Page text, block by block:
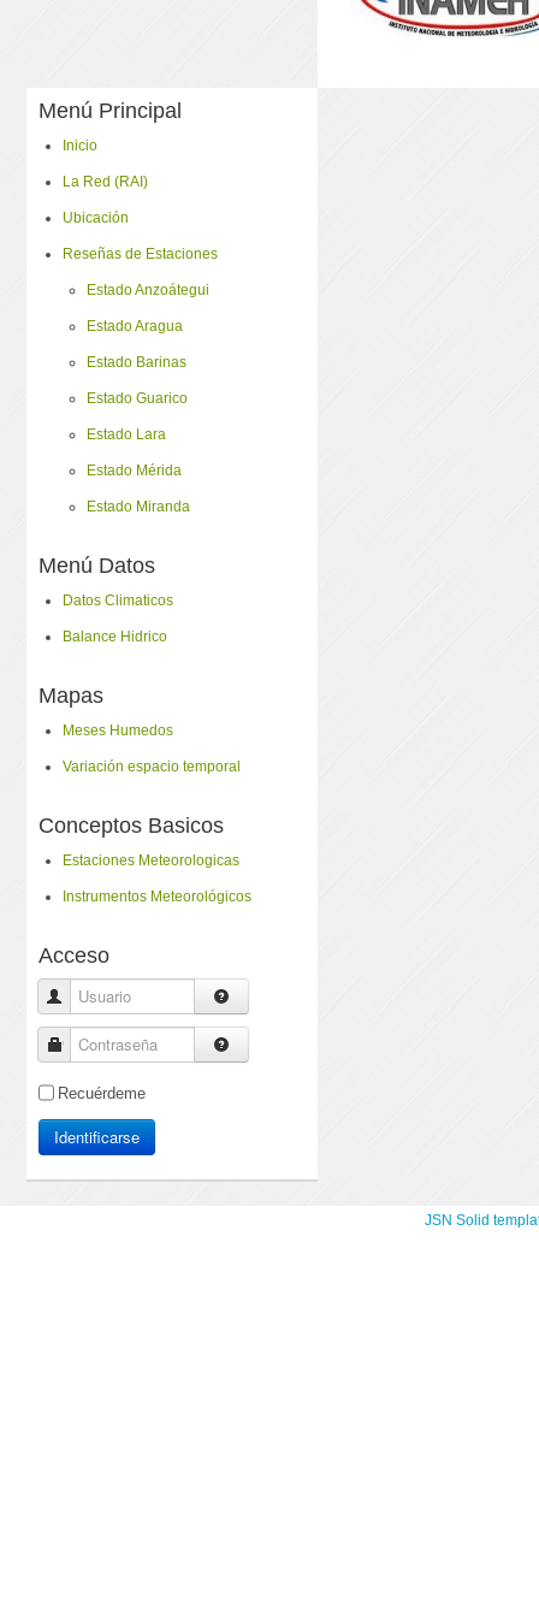
Menú Principal
Inicio
La Red (RAI)
Ubicación
Reseñas de Estaciones
Estado Anzoátegui
Estado Aragua
Estado Barinas
Estado Guarico
Estado Lara
Estado Mérida
Estado Miranda
Menú Datos
Datos Climaticos
Balance Hidrico
Mapas
Meses Humedos
Variación espacio temporal
Conceptos Basicos
Estaciones Meteorologicas
Instrumentos Meteorológicos
Acceso
Usuario
Contraseña
Recuérdeme
Identificarse
JSN Solid